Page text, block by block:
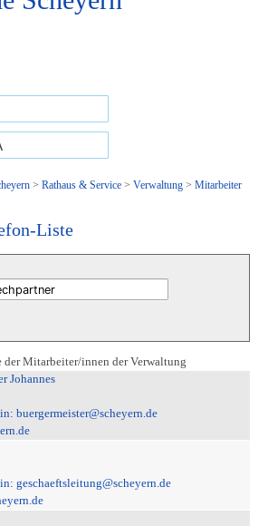
zur Startseite springen.
> Rathaus & Service> Verwaltung> Mitarbeiter
Liste
der Mitarbeiter/innen der Verwaltung
Johannes